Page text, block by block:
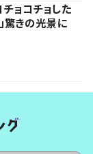
ョコチョした
驚きの光景に